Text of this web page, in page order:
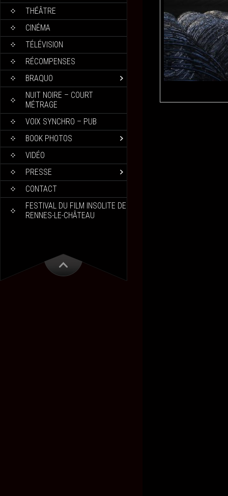
THÉÂTRE
CINÉMA
TÉLÉVISION
RÉCOMPENSES
BRAQUO
NUIT NOIRE – COURT
MÉTRAGE
VOIX SYNCHRO – PUB
BOOK PHOTOS
VIDÉO
PRESSE
CONTACT
FESTIVAL DU FILM INSOLITE DE
RENNES-LE-CHÂTEAU